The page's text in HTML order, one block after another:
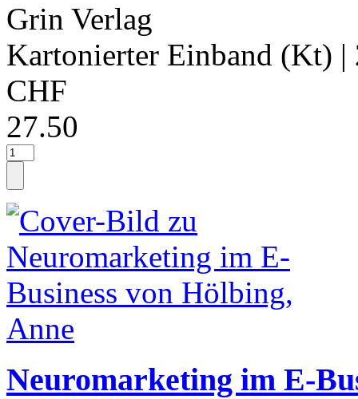
Grin Verlag
Kartonierter Einband (Kt) |
CHF
27.50
Neuromarketing im E-